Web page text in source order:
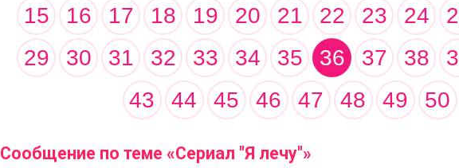
15
16 17 18 19 20 21 22 23 24
29
30 31 32 33 34 35 36 37 38
43
44 45 46 47 48 49 50
Сообщение по теме «Сериал "Я лечу"»